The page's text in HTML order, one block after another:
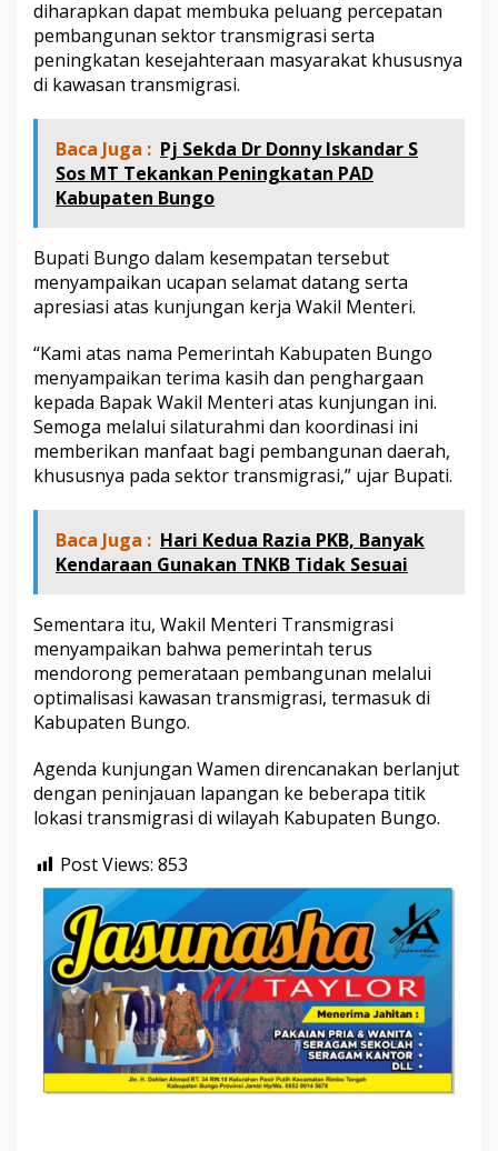
m
g
r
a
H
V
i
v
Y
o
g
a
a
u
l
a
d
i
,
M
i
d
a
b
u
p
a
n
B
u
n
diharapkan dapat membuka peluang percepatan
pembangunan sektor transmigrasi serta
peningkatan kesejahteraan masyarakat khususnya
di kawasan transmigrasi.
Baca Juga : Pj Sekda Dr Donny Iskandar S
Sos MT Tekankan Peningkatan PAD
Kabupaten Bungo
Bupati Bungo dalam kesempatan tersebut
menyampaikan ucapan selamat datang serta
apresiasi atas kunjungan kerja Wakil Menteri.
“Kami atas nama Pemerintah Kabupaten Bungo
menyampaikan terima kasih dan penghargaan
kepada Bapak Wakil Menteri atas kunjungan ini.
Semoga melalui silaturahmi dan koordinasi ini
memberikan manfaat bagi pembangunan daerah,
khususnya pada sektor transmigrasi,” ujar Bupati.
Baca Juga : Hari Kedua Razia PKB, Banyak
Kendaraan Gunakan TNKB Tidak Sesuai
Sementara itu, Wakil Menteri Transmigrasi
menyampaikan bahwa pemerintah terus
mendorong pemerataan pembangunan melalui
optimalisasi kawasan transmigrasi, termasuk di
Kabupaten Bungo.
Agenda kunjungan Wamen direncanakan berlanjut
dengan peninjauan lapangan ke beberapa titik
lokasi transmigrasi di wilayah Kabupaten Bungo.
Post Views: 853